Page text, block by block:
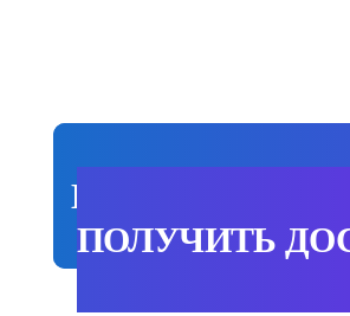
НАЖМИ СЮДА
ПОЛУЧИТЬ